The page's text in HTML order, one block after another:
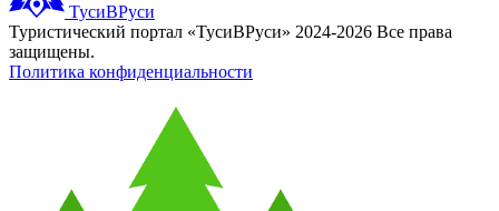
ТусиВРуси
Туристический портал «ТусиВРуси» 2024-2026 Все права
защищены.
Политика конфиденциальности